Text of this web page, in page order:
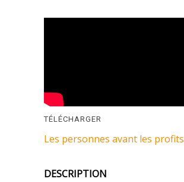
TÉLÉCHARGER
Les personnes avant les profits
DESCRIPTION